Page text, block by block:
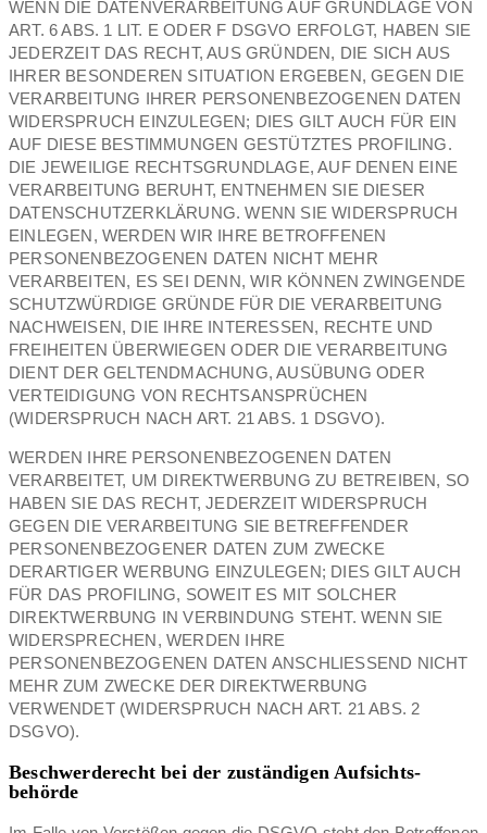
WENN DIE DATENVERARBEITUNG AUF GRUNDLAGE VON
ART. 6 ABS. 1 LIT. E ODER F DSGVO ERFOLGT, HABEN SIE
JEDERZEIT DAS RECHT, AUS GRÜNDEN, DIE SICH AUS
IHRER BESONDEREN SITUATION ERGEBEN, GEGEN DIE
VERARBEITUNG IHRER PERSONENBEZOGENEN DATEN
WIDERSPRUCH EINZULEGEN; DIES GILT AUCH FÜR EIN
AUF DIESE BESTIMMUNGEN GESTÜTZTES PROFILING.
DIE JEWEILIGE RECHTSGRUNDLAGE, AUF DENEN EINE
VERARBEITUNG BERUHT, ENTNEHMEN SIE DIESER
DATENSCHUTZERKLÄRUNG. WENN SIE WIDERSPRUCH
EINLEGEN, WERDEN WIR IHRE BETROFFENEN
PERSONENBEZOGENEN DATEN NICHT MEHR
VERARBEITEN, ES SEI DENN, WIR KÖNNEN ZWINGENDE
SCHUTZWÜRDIGE GRÜNDE FÜR DIE VERARBEITUNG
NACHWEISEN, DIE IHRE INTERESSEN, RECHTE UND
FREIHEITEN ÜBERWIEGEN ODER DIE VERARBEITUNG
DIENT DER GELTENDMACHUNG, AUSÜBUNG ODER
VERTEIDIGUNG VON RECHTSANSPRÜCHEN
(WIDERSPRUCH NACH ART. 21 ABS. 1 DSGVO).
WERDEN IHRE PERSONENBEZOGENEN DATEN
VERARBEITET, UM DIREKTWERBUNG ZU BETREIBEN, SO
HABEN SIE DAS RECHT, JEDERZEIT WIDERSPRUCH
GEGEN DIE VERARBEITUNG SIE BETREFFENDER
PERSONENBEZOGENER DATEN ZUM ZWECKE
DERARTIGER WERBUNG EINZULEGEN; DIES GILT AUCH
FÜR DAS PROFILING, SOWEIT ES MIT SOLCHER
DIREKTWERBUNG IN VERBINDUNG STEHT. WENN SIE
WIDERSPRECHEN, WERDEN IHRE
PERSONENBEZOGENEN DATEN ANSCHLIESSEND NICHT
MEHR ZUM ZWECKE DER DIREKTWERBUNG
VERWENDET (WIDERSPRUCH NACH ART. 21 ABS. 2
DSGVO).
Beschwerde­recht bei der zuständigen Aufsichts­
behörde